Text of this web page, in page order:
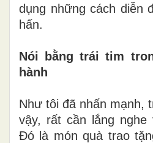
dụng những cách diễn
hấn.
Nói bằng trái tim
hành
Như tôi đã nhấn mạnh,
vậy, rất cần lắng nghe
Đó là món quà trao